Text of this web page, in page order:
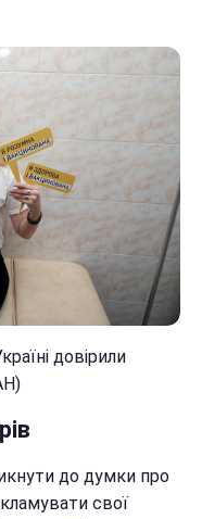
довірили
до думки про
свої